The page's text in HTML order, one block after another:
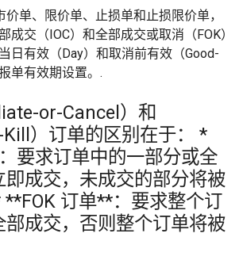
价单、限价单、止损单和止损限价单，
成交（IOC）和全部成交或取消（FOK）
日有效（Day）和取消前有效（Good-
单有效期设置。.
or-Cancel）和
）订单的区别在于： *
要求订单中的一部分或全
即成交，未成交的部分将被
订单**：要求整个订
部成交，否则整个订单将被